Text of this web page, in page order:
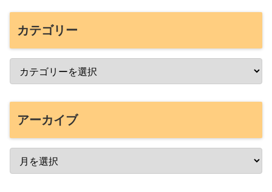
カテゴリー
アーカイブ